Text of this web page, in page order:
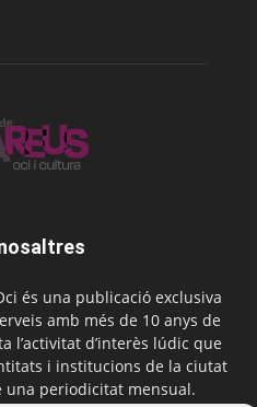
és una publicació exclusiva
amb més de 10 anys de
l’activitat d’interès lúdic que
i institucions de la ciutat
una periodicitat mensual.